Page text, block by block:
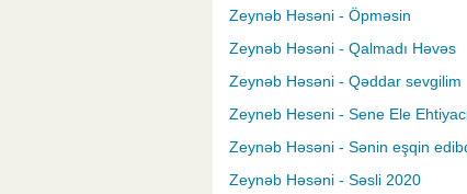
Zeynəb Həsəni - Öpməsin
Zeynəb Həsəni - Qalmadı Həvəs
Zeynəb Həsəni - Qəddar sevgilim
Zeyneb Heseni - Sene Ele
Zeynəb Həsəni - Sənin eşqin
Zeynəb Həsəni - Səsli 2020